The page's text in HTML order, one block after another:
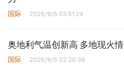
国际 2026/8/5 03:51:24
奥地利气温创新高 多地现火情
国际 2026/8/5 02:20:38